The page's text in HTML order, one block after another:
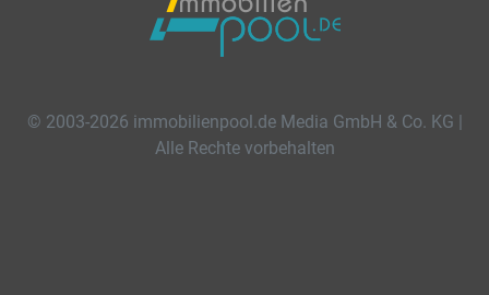
© 2003-2026 immobilienpool.de Media GmbH & Co. KG |
Alle Rechte vorbehalten